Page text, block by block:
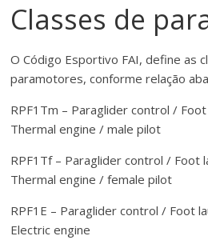
Classes de
O Código Esportivo FAI, define as
paramotores, conforme relação
RPF1Tm – Paraglider control /
Thermal engine / male pilot
RPF1Tf – Paraglider control / Foot
Thermal engine / female pilot
RPF1E – Paraglider control / Foot
Electric engine